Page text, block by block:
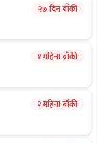
२७ दिन बाँकी
१ महिना बाँकी
२ महिना बाँकी